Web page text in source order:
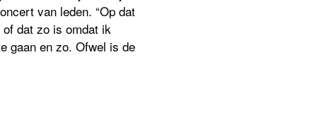
van leden. “Op dat
dat zo is omdat ik
gaan en zo. Ofwel is de